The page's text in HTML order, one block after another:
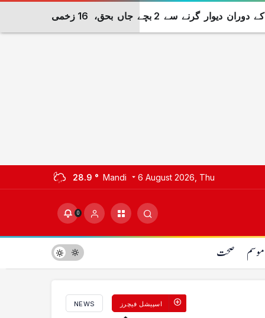
28.9 ° Mandi 6 August 2026, Thu
0
موسم صحت
NEWS اسپیشل فیچرز
گرنے سے 2 بچے جاں بحق، 16 زخمی